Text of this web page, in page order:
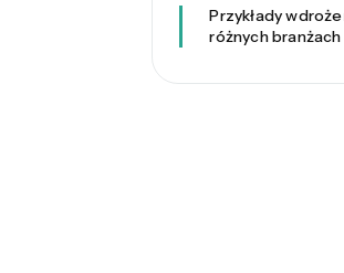
Przykłady
różnych branżach